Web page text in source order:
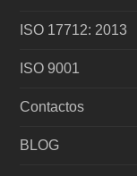
ISO 17712: 2013
ISO 9001
Contactos
BLOG